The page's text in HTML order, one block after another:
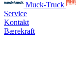
Muck-Truck
Service
Kontakt
Bærekraft